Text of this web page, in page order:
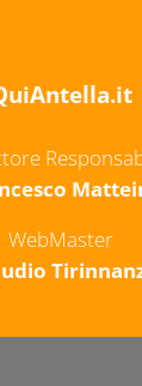
WebMaster